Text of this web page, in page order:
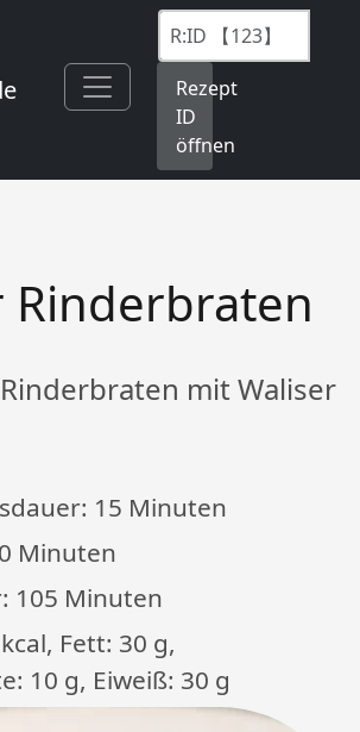
Rezept
ID
öffnen
Rinderbraten
mit Waliser
15 Minuten
Minuten
105 Minuten
Fett: 30 g,
10 g, Eiweiß: 30 g